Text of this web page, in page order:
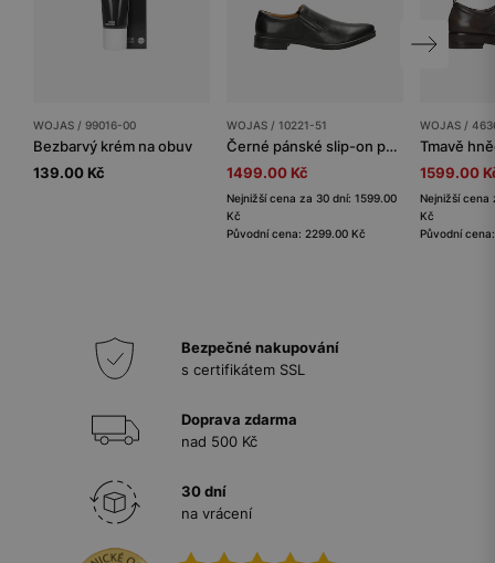
WOJAS / 99016-00
Bezbarvý krém na obuv
139.00 Kč
WOJAS / 10221-51
Černé pánské slip-on polobotky z hladké kůže
1499.00 Kč
Nejnižší cena za 30 dní: 1599.00
Kč
Původní cena: 2299.00 Kč
WOJAS /
1599.00
Nejnižší cena
Kč
Původní
Bezpečné nakupování
s certifikátem SSL
Doprava zdarma
nad 500 Kč
30 dní
na vrácení